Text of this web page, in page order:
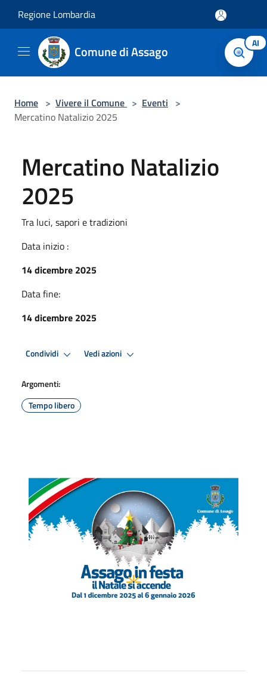
Regione Lombardia
Comune di Assago AI
Home > Vivere il Comune > Eventi >
Mercatino Natalizio 2025
Mercatino Natalizio
2025
Tra luci, sapori e tradizioni
Data inizio :
14 dicembre 2025
Data fine:
14 dicembre 2025
Condividi Vedi azioni
Argomenti:
Tempo libero